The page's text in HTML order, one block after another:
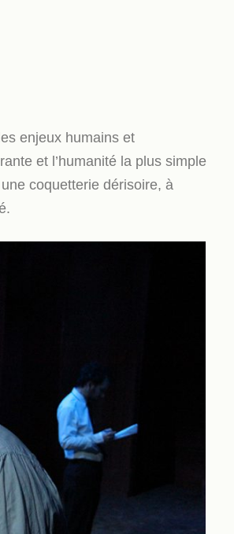
enjeux humains et
et l’humanité la plus simple
coquetterie dérisoire, à